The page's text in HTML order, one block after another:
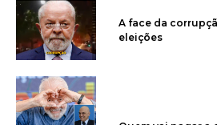
A face da
eleições